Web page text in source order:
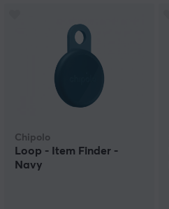
Chipolo
Loop - Item Finder -
Navy